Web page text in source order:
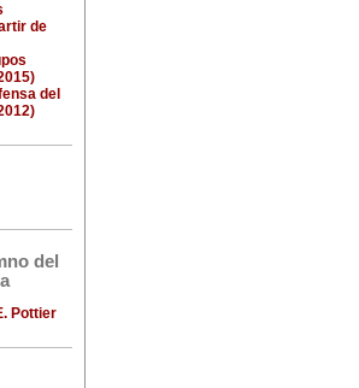
de
del
del
Pottier